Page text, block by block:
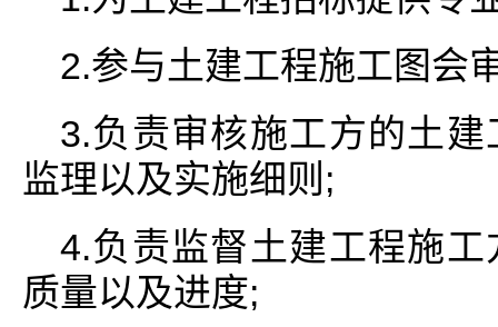
2.参与土建工程施工图会
3.负责审核施工方的土
监理以及实施细则;
4.负责监督土建工程施
质量以及进度;